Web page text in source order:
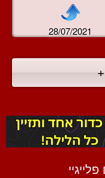
28/07/2021